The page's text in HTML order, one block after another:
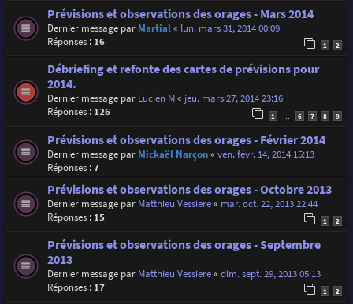
Prévisions et observations des orages - Mars 2014
Dernier message par Martial« lun. mars 31, 2014 00:09
Réponses : 16 1 2
Débriefing et refonte des cartes de prévisions pour
2014.
Dernier message par Lucien M« jeu. mars 27, 2014 23:16
Réponses : 126 1 6 7 8 9
Prévisions et observations des orages - Février 2014
Dernier message par Mickaël Narçon« ven. févr. 14, 2014 15:13
Réponses :7
Prévisions et observations des orages - Octobre 2013
Dernier message par Matthieu Vessiere« mar. oct. 22, 2013 22:44
Réponses : 15 1 2
Prévisions et observations des orages - Septembre
2013
Dernier message par Matthieu Vessiere« dim. sept. 29, 2013 05:13
Réponses : 17 1 2